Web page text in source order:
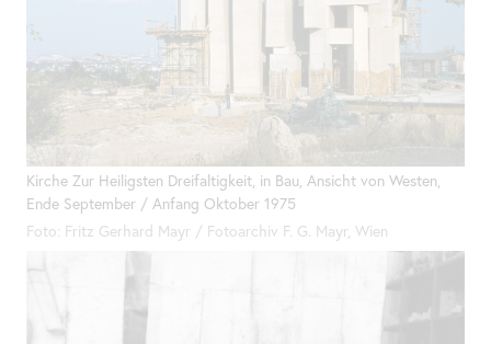
Kirche Zur Heiligsten Dreifaltigkeit, in Bau, Ansicht von Westen,
Ende September / Anfang Oktober 1975
Foto: Fritz Gerhard Mayr / Fotoarchiv F. G. Mayr, Wien